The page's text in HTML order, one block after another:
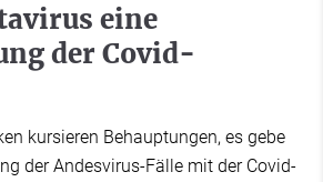
eine
der Covid-
kursieren Behauptungen, es gebe
der Andesvirus-Fälle mit der Covid-